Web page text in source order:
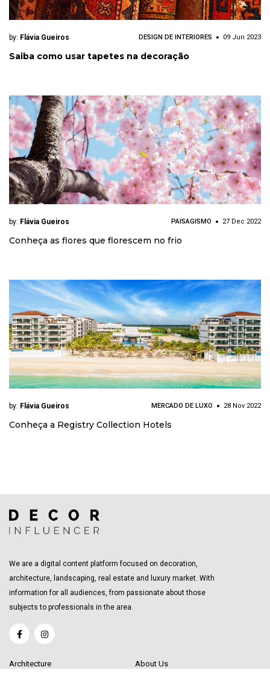
by: Flávia Gueiros DESIGN DE INTERIORES 09 Jun 2023
Saiba como usar tapetes na decoração
by: Flávia Gueiros PAISAGISMO 27 Dec 2022
Conheça as flores que florescem no frio
by: Flávia Gueiros MERCADO DE LUXO 28 Nov 2022
Conheça a Registry Collection Hotels
We are a digital content platform focused on decoration,
architecture, landscaping, real estate and luxury market. With
information for all audiences, from passionate about those
subjects to professionals in the area.
Architecture About Us